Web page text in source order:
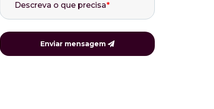
Descreva o que precisa*
Enviar mensagem